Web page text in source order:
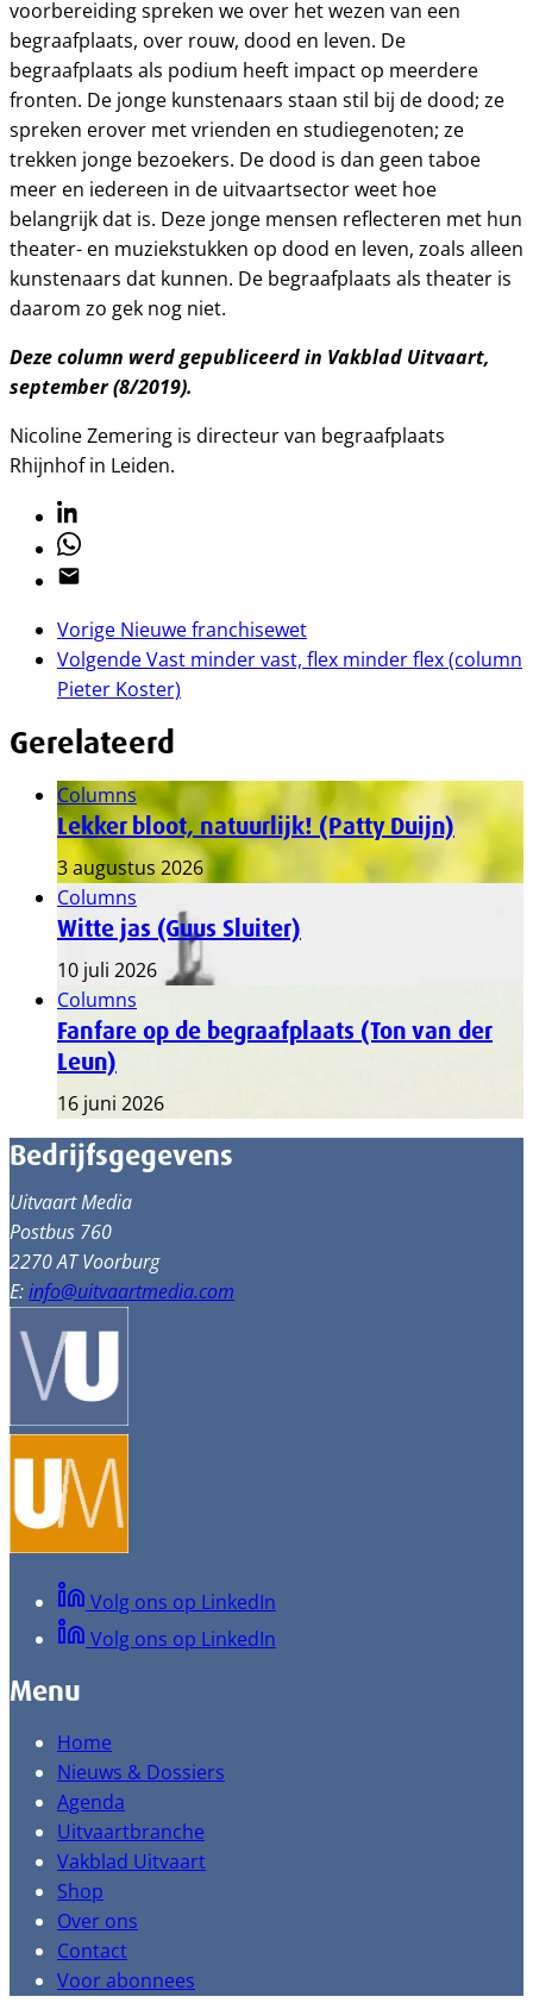
voorbereiding spreken we over het wezen van een
begraafplaats, over rouw, dood en leven. De
begraafplaats als podium heeft impact op meerdere
fronten. De jonge kunstenaars staan stil bij de dood; ze
spreken erover met vrienden en studiegenoten; ze
trekken jonge bezoekers. De dood is dan geen taboe
meer en iedereen in de uitvaartsector weet hoe
belangrijk dat is. Deze jonge mensen reflecteren met hun
theater- en muziekstukken op dood en leven, zoals alleen
kunstenaars dat kunnen. De begraafplaats als theater is
daarom zo gek nog niet.
Deze column werd gepubliceerd in Vakblad Uitvaart,
september (8/2019).
Nicoline Zemering is directeur van begraafplaats
Rhijnhof in Leiden.
Linkedin
Whatsapp
Email
Vorige Nieuwe franchisewet
VolgendeVast minder vast, flex minder flex (column
Pieter Koster)
Gerelateerd
Columns
Lekker bloot, natuurlijk! (Patty Duijn)
3 augustus 2026
Columns
Witte jas (Guus Sluiter)
10 juli 2026
Columns
Fanfare op de begraafplaats (Ton van der
Leun)
16 juni 2026
Bedrijfsgegevens
Uitvaart Media
Postbus 760
2270 AT Voorburg
E:info@uitvaartmedia.com
Volg ons op LinkedIn
Volg ons op LinkedIn
Menu
Home
Nieuws & Dossiers
Agenda
Uitvaartbranche
Vakblad Uitvaart
Shop
Over ons
Contact
Voor abonnees